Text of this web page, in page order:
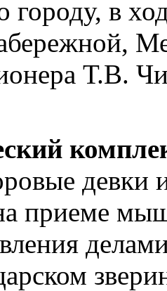
городу, в
Т.В.
приеме